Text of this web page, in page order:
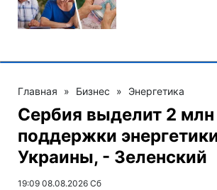
Главная » Бизнес » Энергетика
Сербия выделит 2
поддержки
Украины, - Зеленский
19:09 08.08.2026 Сб